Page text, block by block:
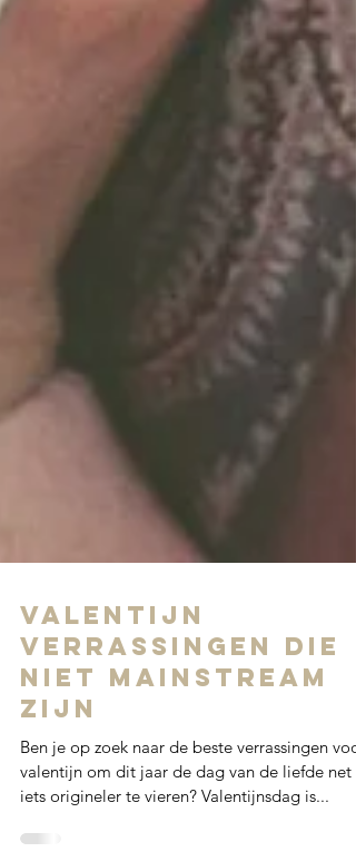
Valentijn
verrassingen die
niet mainstream
zijn
valentijn om dit jaar de dag van de liefde net